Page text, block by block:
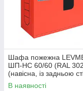
Шафа пожежна
ШП-НС 60/60 (RAL
(навісна, із задньою
червона, 600х600х230
В наявності